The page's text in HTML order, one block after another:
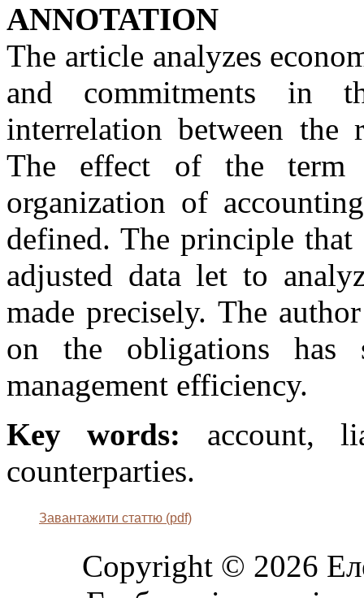
ANNOTATION
The article analyzes
and commitments in
interrelation between the
The effect of the term
organization of
defined. The principle
adjusted data let to
made precisely. The
on the obligations
management efficiency.
Key words: account,
counterparties.
Завантажити статтю (pdf)
Copyright © 2026